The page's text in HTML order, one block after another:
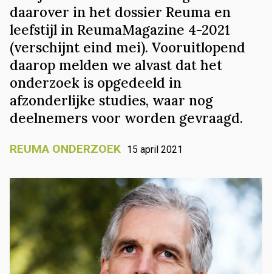
daarover in het dossier Reuma en
leefstijl in ReumaMagazine 4-2021
(verschijnt eind mei). Vooruitlopend
daarop melden we alvast dat het
onderzoek is opgedeeld in
afzonderlijke studies, waar nog
deelnemers voor worden gevraagd.
REUMA ONDERZOEK 15 april 2021